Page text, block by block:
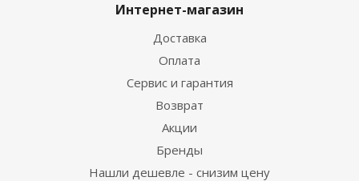
Интернет-магазин
Доставка
Оплата
Сервис и гарантия
Возврат
Акции
Бренды
Нашли дешевле - снизим цену